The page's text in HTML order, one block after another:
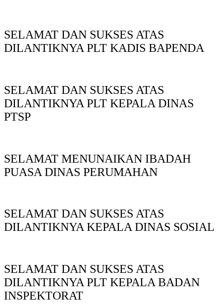
SELAMAT DAN SUKSES ATAS
DILANTIKNYA PLT KADIS BAPENDA
SELAMAT DAN SUKSES ATAS
DILANTIKNYA PLT KEPALA DINAS
PTSP
SELAMAT MENUNAIKAN IBADAH
PUASA DINAS PERUMAHAN
SELAMAT DAN SUKSES ATAS
DILANTIKNYA KEPALA DINAS SOSIAL
SELAMAT DAN SUKSES ATAS
DILANTIKNYA PLT KEPALA BADAN
INSPEKTORAT